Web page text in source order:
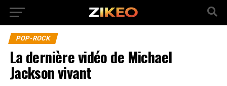
POP-ROCK
La dernière vidéo de Michael
Jackson vivant